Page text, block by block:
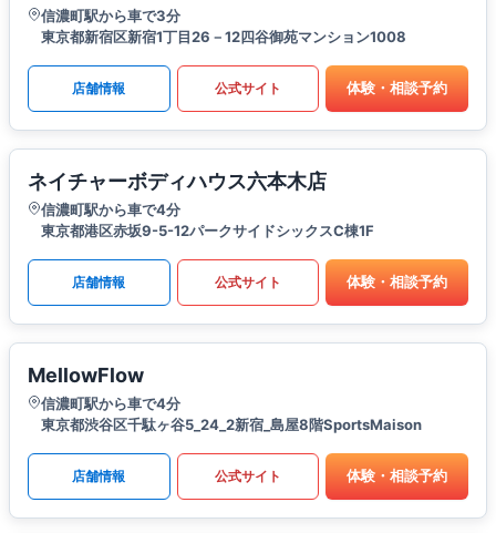
信濃町駅から車で3分
東京都新宿区新宿1丁目26－12四谷御苑マンション1008
店舗情報 公式サイト 体験・相談予約
ネイチャーボディハウス六本木店
信濃町駅から車で4分
東京都港区赤坂9-5-12パークサイドシックスC棟1F
店舗情報 公式サイト 体験・相談予約
MellowFlow
信濃町駅から車で4分
東京都渋谷区千駄ヶ谷5_24_2新宿_島屋8階SportsMaison
店舗情報 公式サイト 体験・相談予約